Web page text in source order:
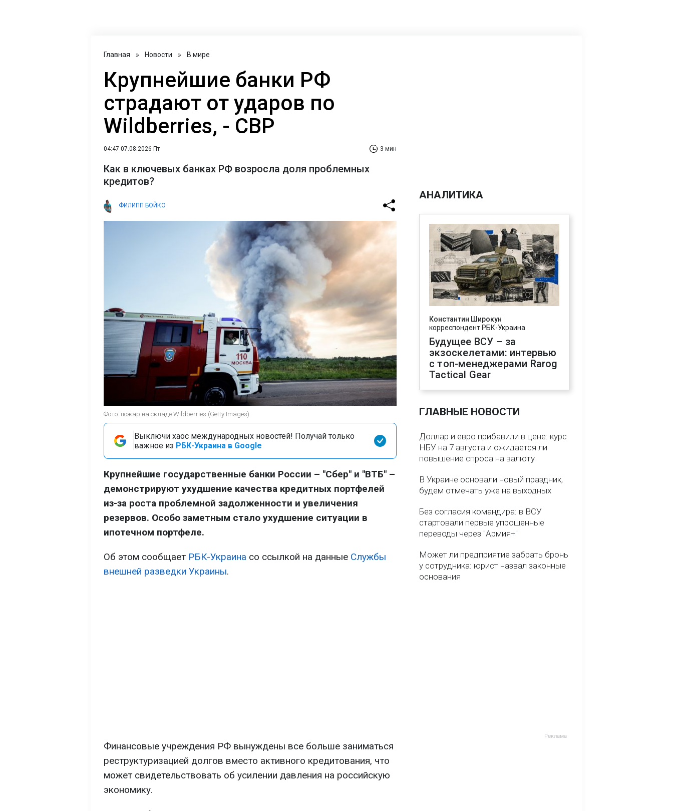
Главная » Новости » В мире
Крупнейшие банки РФ
страдают от ударов по
Wildberries, - СВР
04:47 07.08.2026 Пт 3 мин
Как в ключевых банках РФ возросла доля проблемных
кредитов?
ФИЛИПП БОЙКО
Фото: пожар на складе Wildberries (Getty Images)
Выключи хаос международных новостей! Получай только
важное из РБК-Украина в Google
Крупнейшие государственные банки России – "Сбер" и "ВТБ" –
демонстрируют ухудшение качества кредитных портфелей
из-за роста проблемной задолженности и увеличения
резервов. Особо заметным стало ухудшение ситуации в
ипотечном портфеле.
Об этом сообщает РБК-Украина со ссылкой на данные Службы
внешней разведки Украины.
Финансовые учреждения РФ вынуждены все больше заниматься
реструктуризацией долгов вместо активного кредитования, что
может свидетельствовать об усилении давления на российскую
экономику.
АНАЛИТИКА
Константин Широкун
корреспондент РБК-Украина
Будущее ВСУ – за
экзоскелетами: интервью
с топ-менеджерами Rarog
Tactical Gear
ГЛАВНЫЕ НОВОСТИ
Доллар и евро прибавили в цене: курс
НБУ на 7 августа и ожидается ли
повышение спроса на валюту
В Украине основали новый праздник,
будем отмечать уже на выходных
Без согласия командира: в ВСУ
стартовали первые упрощенные
переводы через "Армия+"
Может ли предприятие забрать бронь
у сотрудника: юрист назвал законные
основания